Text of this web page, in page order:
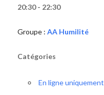
20:30 - 22:30
Groupe : AA Humilité
Catégories
En ligne uniquement